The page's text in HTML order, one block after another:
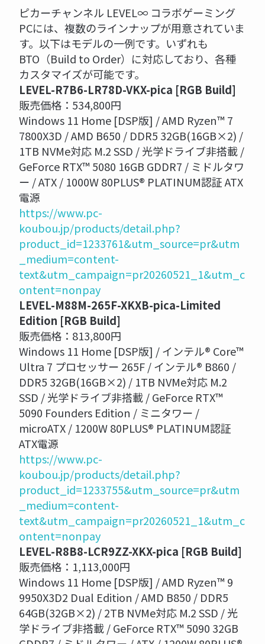
ピカーチャンネル LEVEL∞ コラボゲーミング
PCには、複数のラインナップが用意されていま
す。以下はモデルの一例です。いずれも
BTO（Build to Order）に対応しており、各種
カスタマイズが可能です。
LEVEL-R7B6-LR78D-VKX-pica [RGB Build]
販売価格：534,800円
Windows 11 Home [DSP版] / AMD Ryzen™ 7
7800X3D / AMD B650 / DDR5 32GB(16GB×2) /
1TB NVMe対応 M.2 SSD / 光学ドライブ非搭載 /
GeForce RTX™ 5080 16GB GDDR7 / ミドルタワ
ー / ATX / 1000W 80PLUS® PLATINUM認証 ATX
電源
https://www.pc-
koubou.jp/products/detail.php?
product_id=1233761&utm_source=pr&utm
_medium=content-
text&utm_campaign=pr20260521_1&utm_c
ontent=nonpay
LEVEL-M88M-265F-XKXB-pica-Limited
Edition [RGB Build]
販売価格：813,800円
Windows 11 Home [DSP版] / インテル® Core™
Ultra 7 プロセッサー 265F / インテル® B860 /
DDR5 32GB(16GB×2) / 1TB NVMe対応 M.2
SSD / 光学ドライブ非搭載 / GeForce RTX™
5090 Founders Edition / ミニタワー /
microATX / 1200W 80PLUS® PLATINUM認証
ATX電源
https://www.pc-
koubou.jp/products/detail.php?
product_id=1233755&utm_source=pr&utm
_medium=content-
text&utm_campaign=pr20260521_1&utm_c
ontent=nonpay
LEVEL-R8B8-LCR9ZZ-XKX-pica [RGB Build]
販売価格：1,113,000円
Windows 11 Home [DSP版] / AMD Ryzen™ 9
9950X3D2 Dual Edition / AMD B850 / DDR5
64GB(32GB×2) / 2TB NVMe対応 M.2 SSD / 光
学ドライブ非搭載 / GeForce RTX™ 5090 32GB